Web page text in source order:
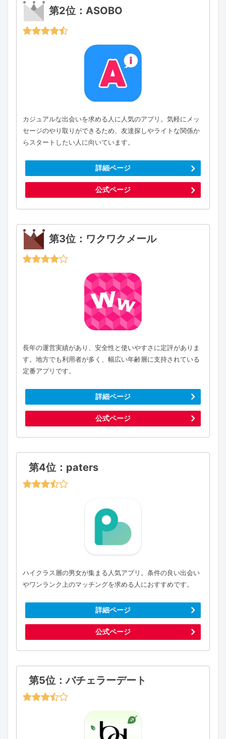
第2位：ASOBO
カジュアルな出会いを求める人に人気のアプリ。気軽にメッ
セージのやり取りができるため、友達探しやライトな関係か
らスタートしたい人に向いています。
詳細ページ
公式ページ
第3位：ワクワクメール
長年の運営実績があり、安全性と使いやすさに定評がありま
す。地方でも利用者が多く、幅広い年齢層に支持されている
定番アプリです。
詳細ページ
公式ページ
第4位：paters
ハイクラス層の男女が集まる人気アプリ。条件の良い出会い
やワンランク上のマッチングを求める人におすすめです。
詳細ページ
公式ページ
第5位：バチェラーデート